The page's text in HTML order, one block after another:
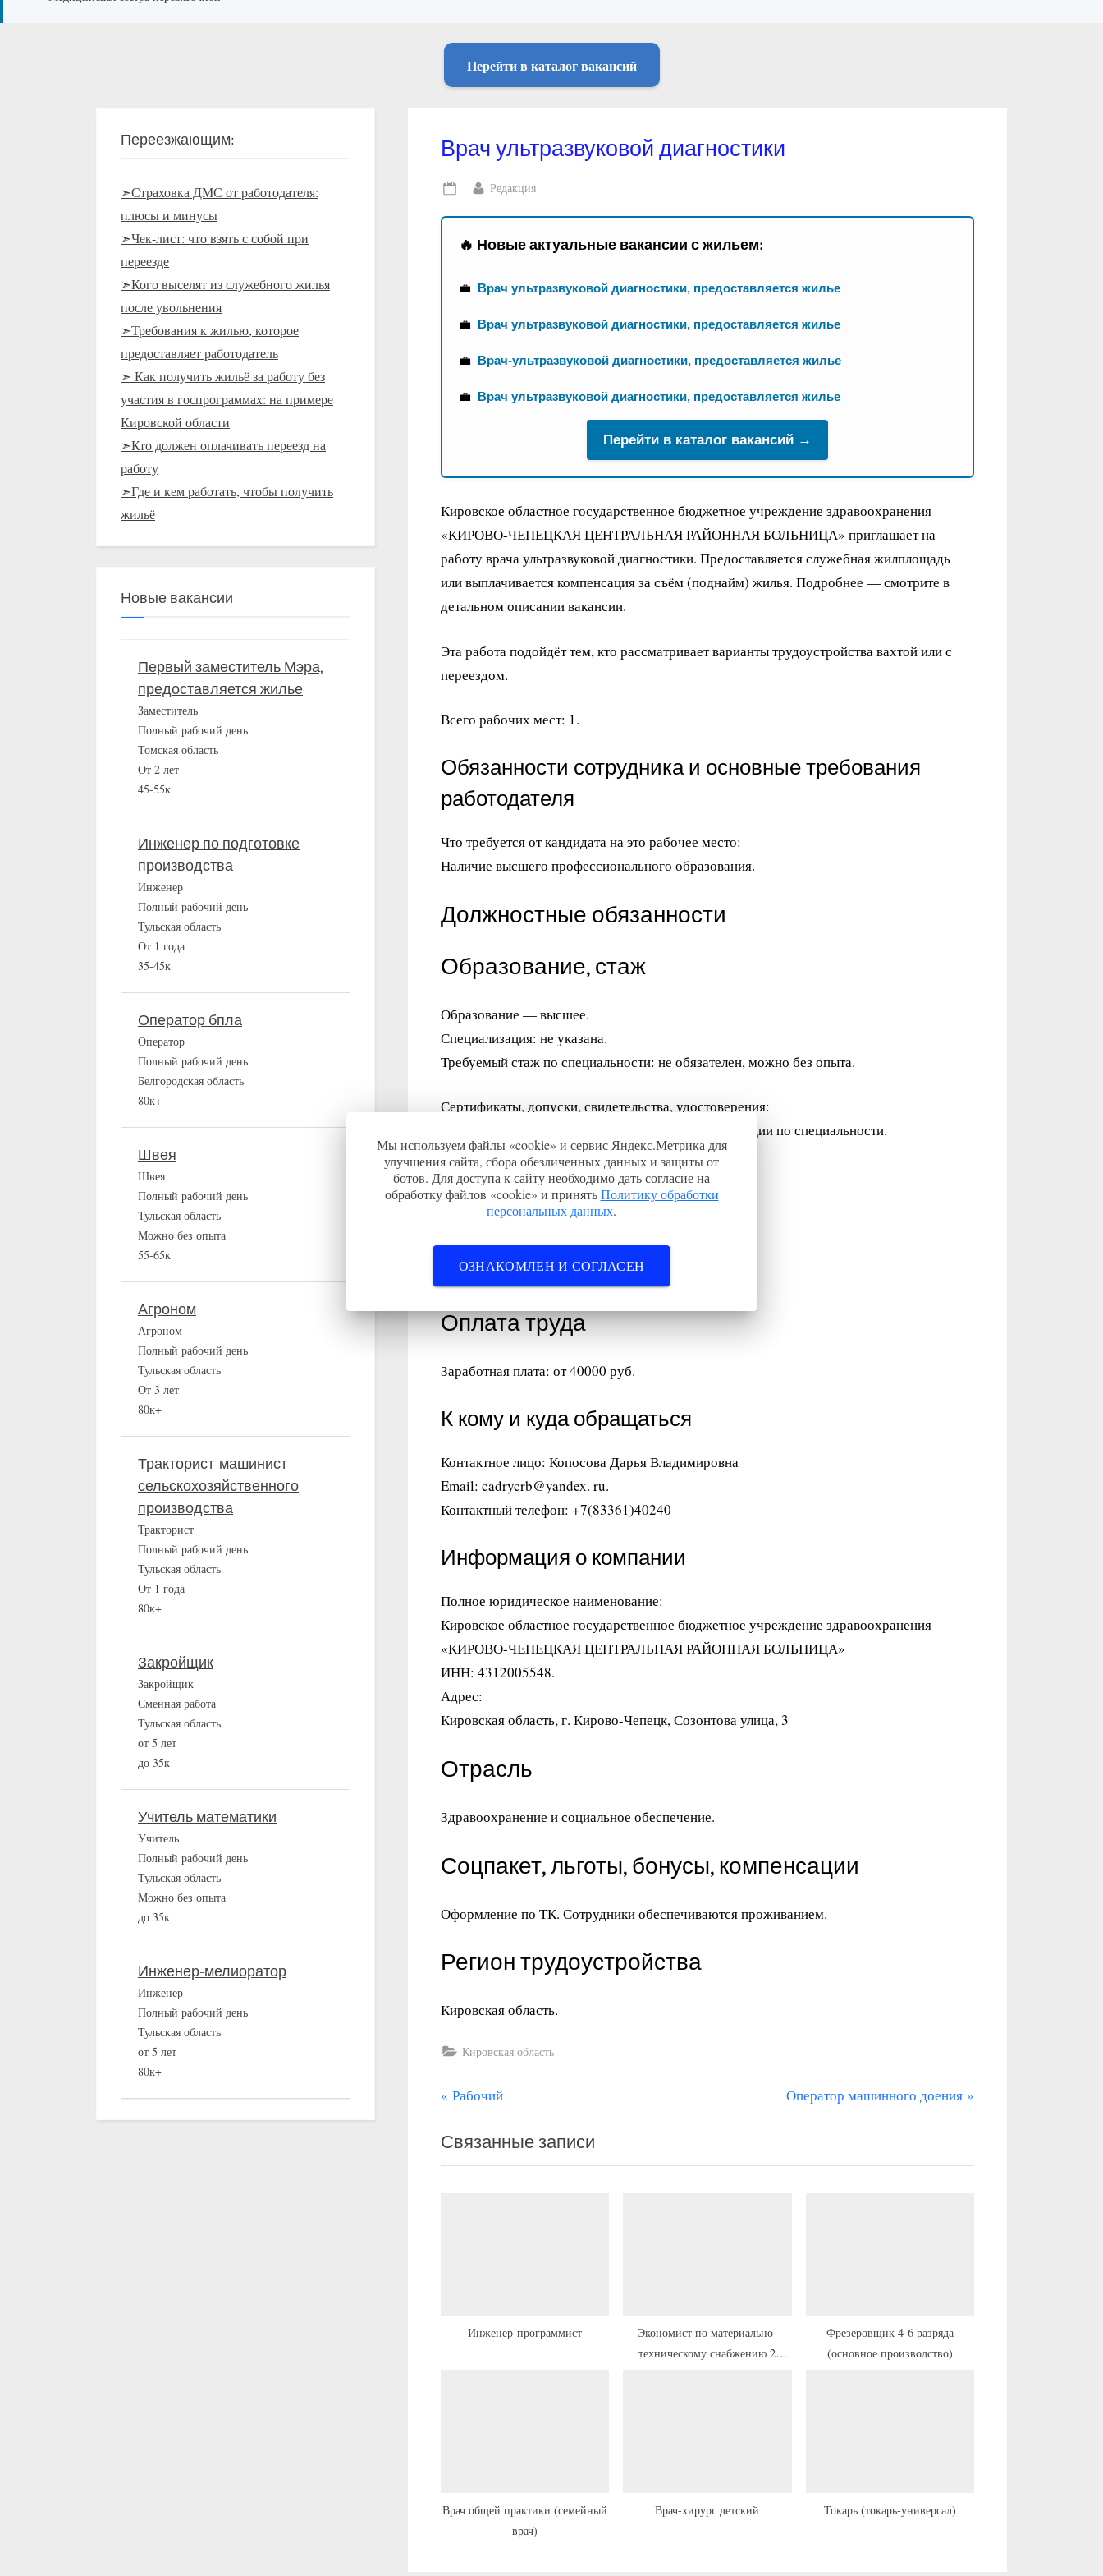
Перейти в каталог вакансий
Врач ультразвуковой диагностики
Posted
on
By
Редакция
🔥 Новые актуальные вакансии с жильем:
💼 Врач ультразвуковой диагностики, предоставляется жилье
💼 Врач ультразвуковой диагностики, предоставляется жилье
💼 Врач-ультразвуковой диагностики, предоставляется жилье
💼 Врач ультразвуковой диагностики, предоставляется жилье
Перейти в каталог вакансий →
Кировское областное государственное бюджетное учреждение здравоохранения
«КИРОВО-ЧЕПЕЦКАЯ ЦЕНТРАЛЬНАЯ РАЙОННАЯ БОЛЬНИЦА» приглашает на
работу врача ультразвуковой диагностики. Предоставляется служебная жилплощадь
или выплачивается компенсация за съём (поднайм) жилья. Подробнее — смотрите в
детальном описании вакансии.
Эта работа подойдёт тем, кто рассматривает варианты трудоустройства вахтой или с
переездом.
Всего рабочих мест: 1.
Обязанности сотрудника и основные требования
работодателя
Что требуется от кандидата на это рабочее место:
Наличие высшего профессионального образования.
Должностные обязанности
Образование, стаж
Образование — высшее.
Специализация: не указана.
Требуемый стаж по специальности: не обязателен, можно без опыта.
Сертификаты, допуски, свидетельства, удостоверения:
Наличие действующего сертификата или аккредитации по специальности.
Требуется медицинская карта.
Занятость
График работы: полный рабочий день.
Тип занятости: полная занятость.
Оплата труда
Заработная плата: от 40000 руб.
К кому и куда обращаться
Контактное лицо: Копосова Дарья Владимировна
Email: cadrycrb@yandex. ru.
Контактный телефон: +7(83361)40240
Информация о компании
Полное юридическое наименование:
Кировское областное государственное бюджетное учреждение здравоохранения
«КИРОВО-ЧЕПЕЦКАЯ ЦЕНТРАЛЬНАЯ РАЙОННАЯ БОЛЬНИЦА»
ИНН: 4312005548.
Адрес:
Кировская область, г. Кирово-Чепецк, Созонтова улица, 3
Отрасль
Здравоохранение и социальное обеспечение.
Соцпакет, льготы, бонусы, компенсации
Оформление по ТК. Сотрудники обеспечиваются проживанием.
Регион трудоустройства
Кировская область.
Кировская область
Навигация
записям
П
е
д
Рабочий
С
д
п
Оператор машинного доения
Связанные записи
Инженер-программист
Экономист по материально-
техническому снабжению 2
Фрезеровщик 4-6 разряда
(основное производство)
Врач общей практики (семейный
врач)
Врач-хирург детский Токарь (токарь-универсал)
Переезжающим:
➣Страховка ДМС от работодателя:
плюсы и минусы
➣Чек-лист: что взять с собой при
переезде
➣Кого выселят из служебного жилья
после увольнения
➣Требования к жилью, которое
предоставляет работодатель
➣ Как получить жильё за работу без
участия в госпрограммах: на примере
Кировской области
➣Кто должен оплачивать переезд на
работу
➣Где и кем работать, чтобы получить
жильё
Новые вакансии
Первый заместитель Мэра,
предоставляется жилье
Заместитель
Полный рабочий день
Томская область
От 2 лет
45-55к
Инженер по подготовке
производства
Инженер
Полный рабочий день
Тульская область
От 1 года
35-45к
Оператор бпла
Оператор
Полный рабочий день
Белгородская область
80к+
Швея
Швея
Полный рабочий день
Тульская область
Можно без опыта
55-65к
Агроном
Агроном
Полный рабочий день
Тульская область
От 3 лет
80к+
Тракторист-машинист
сельскохозяйственного
производства
Тракторист
Полный рабочий день
Тульская область
От 1 года
80к+
Закройщик
Закройщик
Сменная работа
Тульская область
от 5 лет
до 35к
Учитель математики
Учитель
Полный рабочий день
Тульская область
Можно без опыта
до 35к
Инженер-мелиоратор
Инженер
Полный рабочий день
Тульская область
от 5 лет
80к+
Мы используем файлы «cookie» и сервис Яндекс.Метрика для
улучшения сайта, сбора обезличенных данных и защиты от
ботов. Для доступа к сайту необходимо дать согласие на
обработку файлов «cookie» и принятьПолитику обработки
персональных данных.
ОЗНАКОМЛЕН И СОГЛАСЕН